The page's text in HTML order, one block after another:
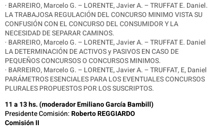
· BARREIRO, Marcelo G. – LORENTE, Javier A. – TRUFFAT E. Daniel.
LA TRABAJOSA REGULACIÓN DEL CONCURSO MINIMO VISTA SU
CONFUSIÓN CON EL CONCURSO DEL CONSUMIDOR Y LA
NECESIDAD DE SEPARAR CAMINOS.
· BARREIRO, Marcelo G. – LORENTE, Javier A. – TRUFFAT E. Daniel
LA DETERMINACIÓN DE ACTIVOS y PASIVOS EN CASO DE
PEQUEÑOS CONCURSOS O CONCURSOS MINIMOS.
· BARREIRO, Marcelo G. – LORENTE, Javier A. – TRUFFAT, E, Daniel
PARÁMETROS ESENCIALES PARA LOS EVENTUALES CONCURSOS
PLURALES PROPUESTOS POR LOS SUSCRIPTOS.
11 a 13 hs. (moderador Emiliano García Bambill)
Presidente Comisión:Roberto REGGIARDO
Comisión II